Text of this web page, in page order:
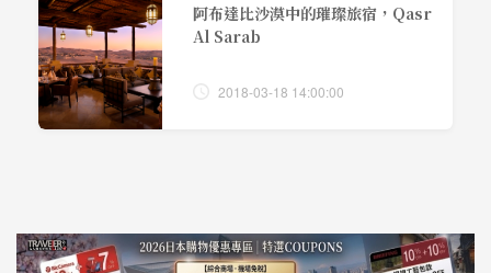
阿布達比沙漠中的璀璨旅宿，Qasr
Al Sarab
2018-03-18 14:00:00